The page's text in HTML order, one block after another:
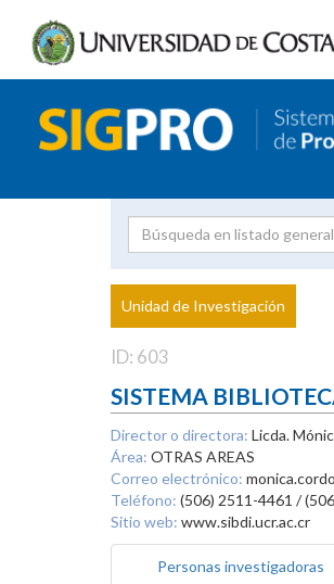
Proyecto
Unidad de Investigación
ID: 603
SISTEMA
Director o directora: Licda.
Área: OTRAS AREAS
Correo electrónico:
Teléfono: (506) 2511-4461 /
Sitio web: www.sibdi.ucr.ac.cr
Personas investigadoras